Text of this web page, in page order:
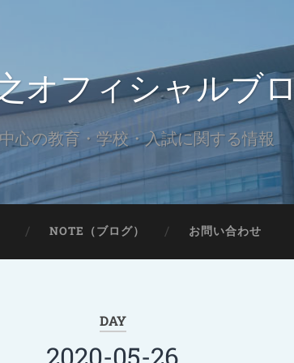
オフィシャルブ
心の教育・学校・入試に関する情報
NOTE（ブログ） お問い合わせ
DAY